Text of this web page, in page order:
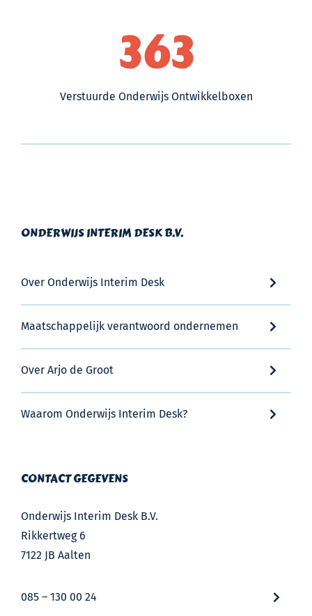
363
Verstuurde Onderwijs Ontwikkelboxen
ONDERWIJS INTERIM DESK B.V.
Over Onderwijs Interim Desk
Maatschappelijk verantwoord ondernemen
Over Arjo de Groot
Waarom Onderwijs Interim Desk?
CONTACT GEGEVENS
Onderwijs Interim Desk B.V.
Rikkertweg 6
7122 JB Aalten
085 – 130 00 24